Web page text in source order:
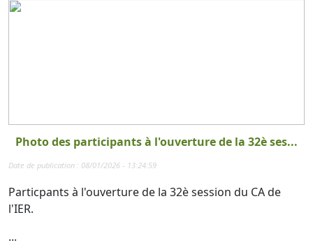
Photo des participants à l'ouverture de la 32è ses...
Date de publication : 08/01/2026 - 13:24:59
Particpants à l'ouverture de la 32è session du CA de
l'IER.
...